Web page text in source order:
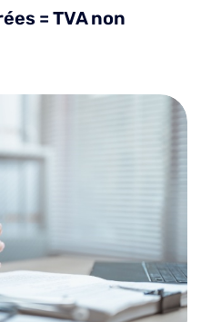
= TVA non